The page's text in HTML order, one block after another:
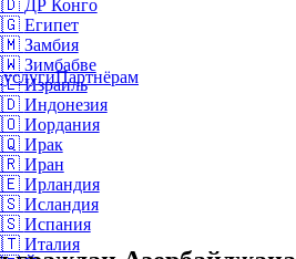
Партнёрам
ДР Конго
Египет
Замбия
Зимбабве
Израиль
Индонезия
Иордания
Ирак
Иран
Ирландия
Исландия
Испания
Италия